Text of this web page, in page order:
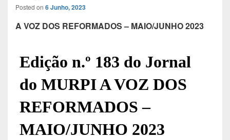
Posted on 6 Junho, 2023
A VOZ DOS REFORMADOS – MAIO/JUNHO 2023